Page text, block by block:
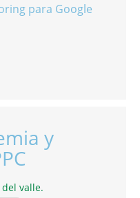
para Google
y
valle.